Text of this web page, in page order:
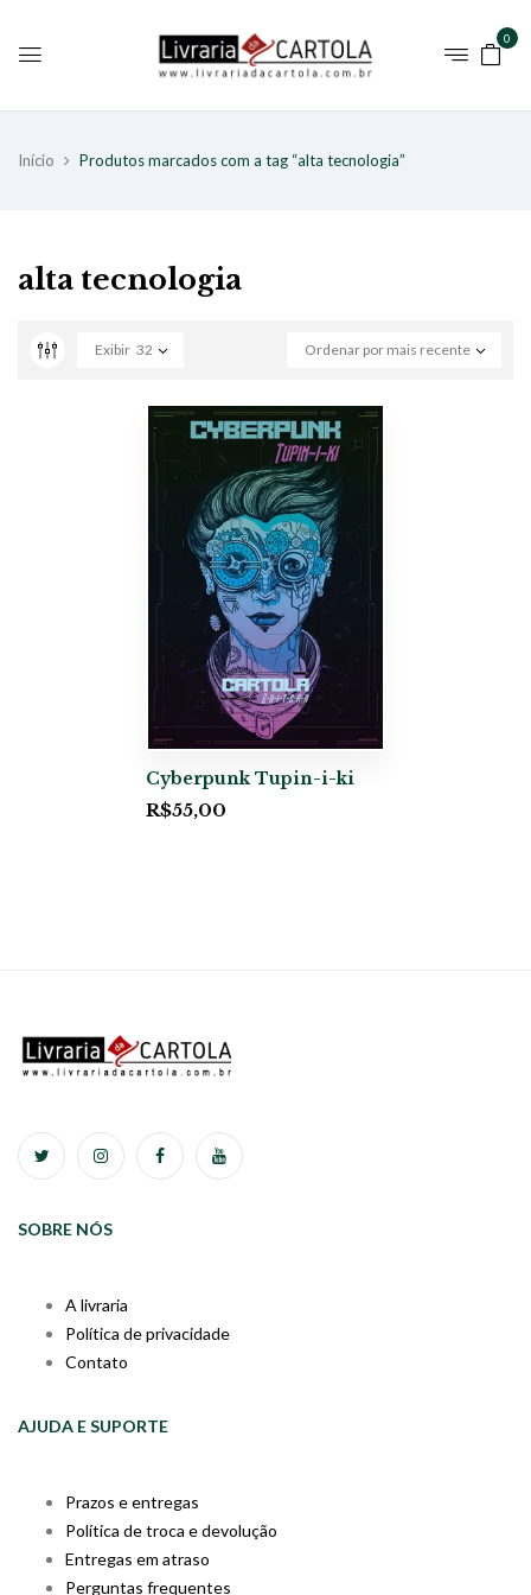
0
Início Produtos marcados com a tag “alta tecnologia”
alta tecnologia
Ordenar por mais recente
Exibir 32
Cyberpunk Tupin-i-ki
R$55,00
SOBRE NÓS
A livraria
Política de privacidade
Contato
AJUDA E SUPORTE
Prazos e entregas
Política de troca e devolução
Entregas em atraso
Perguntas frequentes